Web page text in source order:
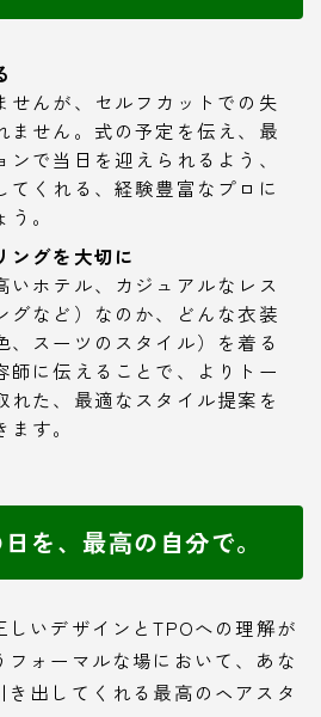
せんが、セルフカットでの失
ません。式の予定を伝え、最
ンで当日を迎えられるよう、
てくれる、経験豊富なプロに
。
ングを大切に
いホテル、カジュアルなレス
グなど）なのか、どんな衣装
、スーツのスタイル）を着る
師に伝えることで、よりトー
れた、最適なスタイル提案を
す。
を、最高の自分で。
しいデザインとTPOへの理解が
フォーマルな場において、あな
出してくれる最高のヘアスタ